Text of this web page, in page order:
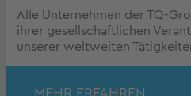
Alle Unternehmen der TQ-
ihrer gesellschaftlichen
unserer weltweiten